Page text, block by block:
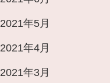
2021年5月
2021年4月
2021年3月